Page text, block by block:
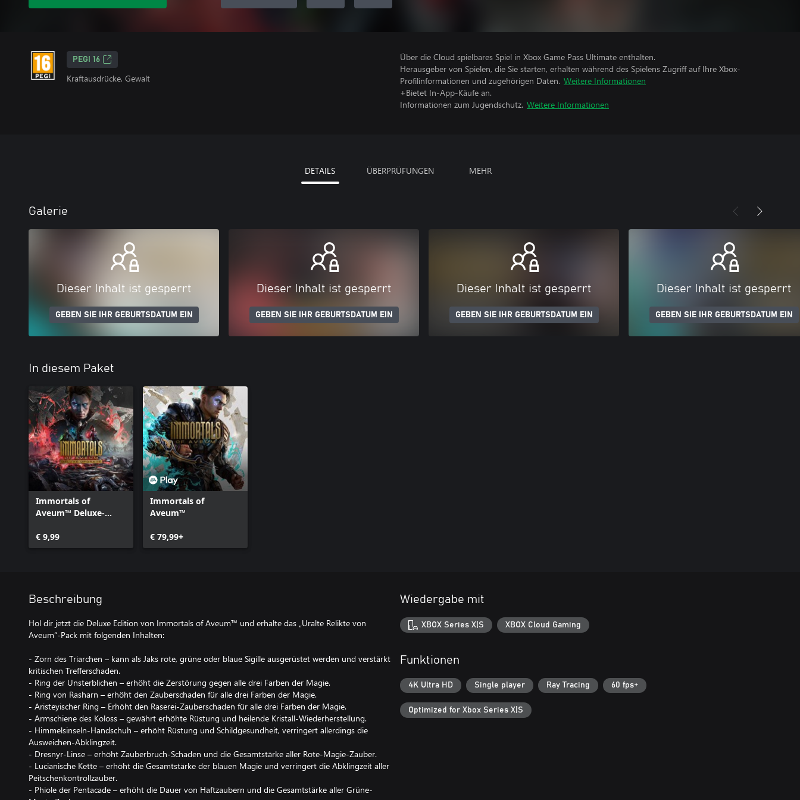
PEGI 16
Kraftausdrücke, Gewalt
Über die Cloud spielbares Spiel in Xbox Game Pass Ultimate enthalten.
Herausgeber von Spielen, die Sie starten, erhalten während des Spielens Zugriff auf Ihre Xbox-
Profilinformationen und zugehörigen Daten. Weitere Informationen
+Bietet In-App-Käufe an.
Informationen zum Jugendschutz. Weitere Informationen
DETAILS ÜBERPRÜFUNGEN MEHR
Galerie
Dieser Inhalt ist gesperrt
GEBEN SIE IHR GEBURTSDATUM EIN
Dieser Inhalt ist gesperrt
GEBEN SIE IHR GEBURTSDATUM EIN
Dieser Inhalt ist gesperrt
GEBEN SIE IHR GEBURTSDATUM EIN
Dieser Inhalt ist gesperrt
GEBEN SIE IHR GEBURTSDATUM EIN
In diesem Paket
Immortals of
Aveum™ Deluxe-
€ 9,99
Immortals of
Aveum™
€ 79,99+
Beschreibung
Hol dir jetzt die Deluxe Edition von Immortals of Aveum™ und erhalte das „Uralte Relikte von
Aveum“-Pack mit folgenden Inhalten:
- Zorn des Triarchen – kann als Jaks rote, grüne oder blaue Sigille ausgerüstet werden und verstärkt
kritischen Trefferschaden.
- Ring der Unsterblichen – erhöht die Zerstörung gegen alle drei Farben der Magie.
- Ring von Rasharn – erhöht den Zauberschaden für alle drei Farben der Magie.
- Aristeyischer Ring – Erhöht den Raserei-Zauberschaden für alle drei Farben der Magie.
- Armschiene des Koloss – gewährt erhöhte Rüstung und heilende Kristall-Wiederherstellung.
- Himmelsinseln-Handschuh – erhöht Rüstung und Schildgesundheit, verringert allerdings die
Ausweichen-Abklingzeit.
- Dresnyr-Linse – erhöht Zauberbruch-Schaden und die Gesamtstärke aller Rote-Magie-Zauber.
- Lucianische Kette – erhöht die Gesamtstärke der blauen Magie und verringert die Abklingzeit aller
Peitschenkontrollzauber.
- Phiole der Pentacade – erhöht die Dauer von Haftzaubern und die Gesamtstärke aller Grüne-
Wiedergabe mit
XBOX Series X|S XBOX Cloud Gaming
Funktionen
4K Ultra HD Single player Ray Tracing 60 fps+
Optimized for Xbox Series X|S